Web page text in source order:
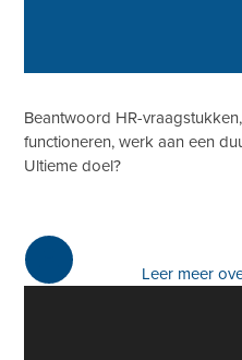
Beantwoord HR-
functioneren, werk aan een
Ultieme doel?
Leer meer